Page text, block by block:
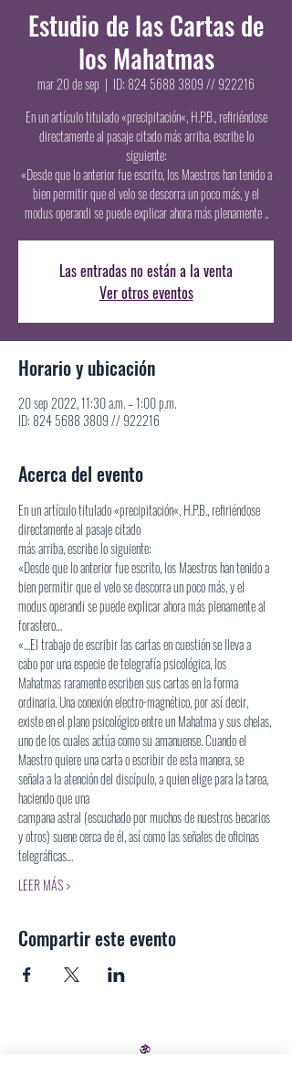
Estudio de las Cartas de
los Mahatmas
mar 20 de sep
  |
ID: 824 5688 3809 // 922216
En un artículo titulado «precipitación«, H.P.B., refiriéndose
directamente al pasaje citado más arriba, escribe lo
siguiente:
«Desde que lo anterior fue escrito, los Maestros han tenido a
bien permitir que el velo se descorra un poco más, y el
modus operandi se puede explicar ahora más plenamente ..
Las entradas no están a la venta
Ver otros eventos
Horario y ubicación
20 sep 2022, 11:30 a.m. – 1:00 p.m.
ID: 824 5688 3809 // 922216
Acerca del evento
En un artículo titulado «precipitación«, H.P.B., refiriéndose
directamente al pasaje citado
más arriba, escribe lo siguiente:
«Desde que lo anterior fue escrito, los Maestros han tenido a
bien permitir que el velo se descorra un poco más, y el
modus operandi se puede explicar ahora más plenamente al
forastero…
«…El trabajo de escribir las cartas en cuestión se lleva a
cabo por una especie de telegrafía psicológica, los
Mahatmas raramente escriben sus cartas en la forma
ordinaria. Una conexión electro-magnético, por así decir,
existe en el plano psicológico entre un Mahatma y sus chelas,
uno de los cuales actúa como su amanuense. Cuando el
Maestro quiere una carta o escribir de esta manera, se
señala a la atención del discípulo, a quien elige para la tarea,
haciendo que una
campana astral (escuchado por muchos de nuestros becarios
y otros) suene cerca de él, así como las señales de oficinas
telegráficas…
LEER MÁS >
Compartir este evento